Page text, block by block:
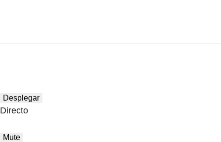
Desplegar
Directo
Mute